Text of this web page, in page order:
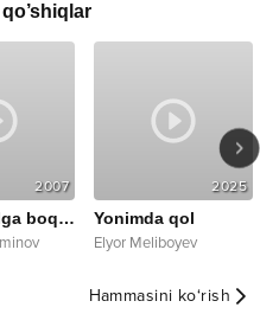
2007
Shu go‘zalga boqaman
2025
Yonimda qol
Elyor Meliboyev
Hammasini ko‘rish